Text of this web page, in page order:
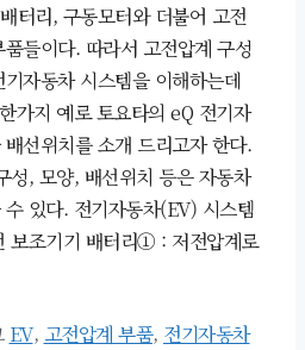
터리, 구동모터와 더불어 고전
들이다. 따라서 고전압계 구성
자동차 시스템을 이해하는데
가지 예로 토요타의 eQ 전기자
선위치를 소개 드리고자 한다.
성, 모양, 배선위치 등은 자동차
있다. 전기자동차(EV) 시스템
보조기기 배터리① : 저전압계로
EV, 고전압계 부품, 전기자동차